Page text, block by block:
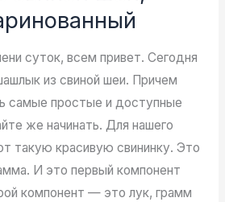
суток, всем привет. Сегодня
из свиной шеи. Причем
самые простые и доступные
же начинать. Для нашего
такую красивую свининку. Это
И это первый компонент
компонент — это лук, грамм